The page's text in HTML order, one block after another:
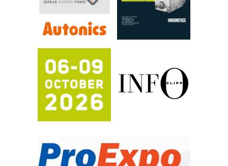
Filtration Group Industrial – Napredna
rešenja za filtraciju u hidrauličkim i
procesnim sistemima
FANUC: Najbolje za vašu pametnu
automatizaciju
Efikasno upravljanje energijom
Automatizacija pakovanja · Display
(Shelf-Ready) omotnice
Potpuna efikasnost bez složenih
Trajna oznaka kao dugoročna korist
Bezbednost na prvom mestu!